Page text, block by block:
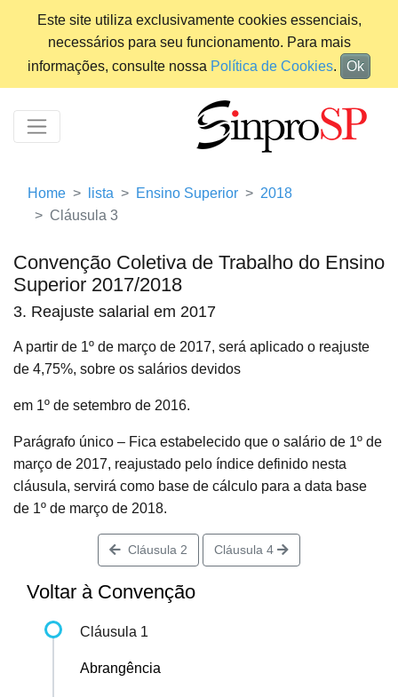
Este site utiliza exclusivamente cookies essenciais,
necessários para seu funcionamento. Para mais
informações, consulte nossa Política de Cookies. Ok
Home lista Ensino Superior
2018
Cláusula 3
Convenção Coletiva de Trabalho do Ensino
Superior 2017/2018
3. Reajuste salarial em 2017
A partir de 1º de março de 2017, será aplicado o reajuste
de 4,75%, sobre os salários devidos
em 1º de setembro de 2016.
Parágrafo único – Fica estabelecido que o salário de 1º de
março de 2017, reajustado pelo índice definido nesta
cláusula, servirá como base de cálculo para a data base
de 1º de março de 2018.
Cláusula 2 Cláusula 4
Voltar à Convenção
Cláusula 1
Abrangência